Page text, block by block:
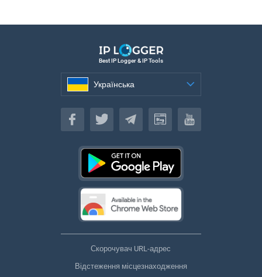
Best IP Logger & IP Tools
Українська
Українська
Скорочувач URL-адрес
Відстеження місцезнаходження